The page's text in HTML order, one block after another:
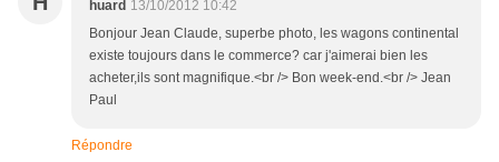
huard 13/10/2012 10:42
Bonjour Jean Claude, superbe photo, les wagons continental
existe toujours dans le commerce? car j'aimerai bien les
acheter,ils sont magnifique.<br /> Bon week-end.<br /> Jean
Paul
Répondre